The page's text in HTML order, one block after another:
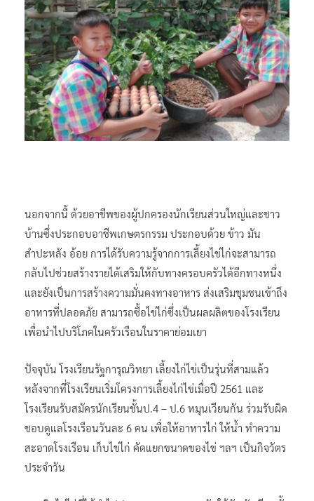
นอกจากนี้ ด้วยอาชีพของผู้ปกครองนักเรียนส่วนใหญ่และชาว
บ้านซึ่งประกอบอาชีพเกษตรกรรม ประกอบด้วย ข้าว มัน
สำปะหลัง อ้อย การได้รับความรู้จากการเลี้ยงไข่ไก่จะสามารถ
กลับไปช่วยสร้างรายได้เสริมให้กับทางครอบครัวได้อีกทางหนึ่ง
และยังเป็นการสร้างความมั่นคงทางอาหาร ส่งเสริมชุมชนเข้าถึง
อาหารที่ปลอดภัย สามารถซื้อไข่ไก่ซึ่งเป็นผลผลิตของโรงเรียน
เพื่อนำไปบริโภคในครัวเรือนในราคาย่อมเยา
ปัจจุบัน โรงเรียนรัฐการุณวิทยา เลี้ยงไก่ไข่เป็นรุ่นที่สามแล้ว
หลังจากที่โรงเรียนเริ่มโครงการเลี้ยงไก่ไข่เมื่อปี 2561 และ
โรงเรียนรับสมัครนักเรียนชั้นป.4 – ป.6 หมุนเวียนกัน ร่วมรับผิด
ชอบดูแลโรงเรือนวันละ 6 คน เพื่อให้อาหารไก่ ให้น้ำ ทำความ
สะอาดโรงเรือน เก็บไข่ไก่ คัดแยกขนาดของไข่ ฯลฯ เป็นกิจวัตร
ประจำวัน